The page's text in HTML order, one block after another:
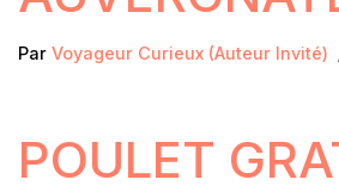
Par Voyageur Curieux (Auteur Invité)
POULET